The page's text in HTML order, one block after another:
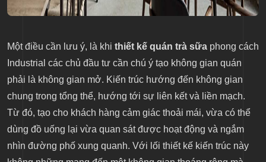
Một điều cần lưu ý, là khi thiết kế quán trà sữa phong cách
Industrial các chủ đầu tư cần chú ý tạo không gian quán
phải là không gian mở. Kiến trúc hướng đến không gian
chung trong tổng thể, hướng tới sự liên kết và liền mạch.
Từ đó, tạo cho khách hàng cảm giác thoải mái, vừa có thể
dùng đồ uống lại vừa quan sát được hoạt động và ngắm
nhìn đường phố xung quanh. Với lối thiết kế kiến trúc này